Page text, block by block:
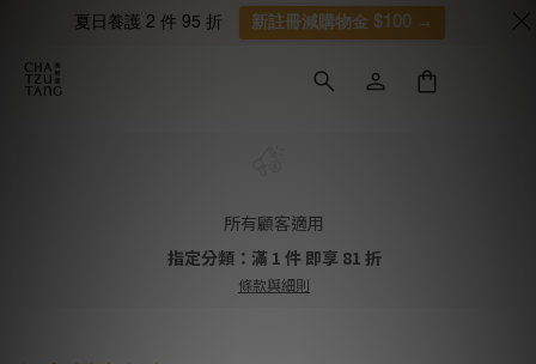
所有顧客適用
指定分類：滿 1 件 即享 81 折
條款與細則
夏日養護 2 件 95 折 新註冊減購物金 $100 →